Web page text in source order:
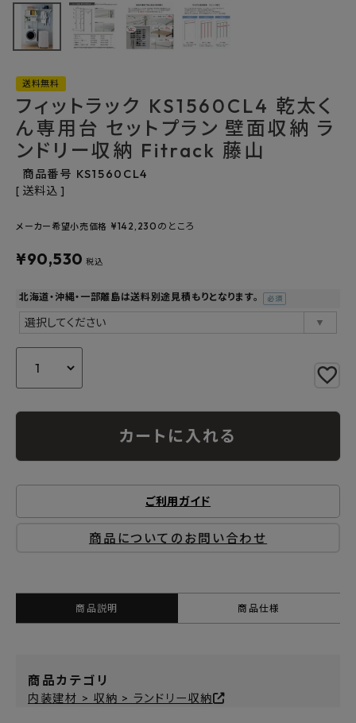
太くん専用台 セッ
トプラン 壁面収納
ランドリー収納
90,530円
(税込)
カテゴリーから選ぶ
メーカーから選ぶ
ご利用ガイド
よくあるご質問
メルマガ登録
送料無料
フィットラック KS1560CL4 乾太く
ん専用台 セットプラン 壁面収納 ラ
ンドリー収納 Fitrack 藤山
商品番号 KS1560CL4
送料込
メーカー希望小売価格 ¥142,230 のところ
¥90,530 税込
北海道・沖縄・一部離島は送料別途見積もりとなります。
(必
カートに入れる
ご利用ガイド
商品についてのお問い合わせ
商品説明 商品仕様
商品カテゴリ
内装建材 > 収納 > ランドリー収納